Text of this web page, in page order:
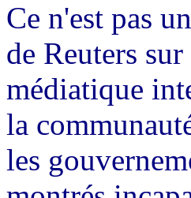
Ce n'est pas
de Reuters sur
médiatique
la
les